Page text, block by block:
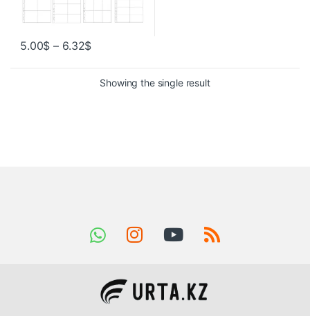
5.00$ – 6.32$
Showing the single result